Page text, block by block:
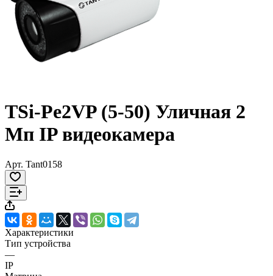
TSi-Pe2VP (5-50) Уличная 2
Мп IP видеокамера
Арт. Tant0158
Характеристики
Тип устройства
—
IP